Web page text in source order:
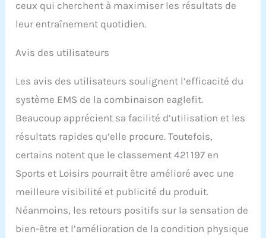
ceux qui cherchent à maximiser les résultats de
leur entraînement quotidien.
Avis des utilisateurs
Les avis des utilisateurs soulignent l’efficacité du
système EMS de la combinaison eaglefit.
Beaucoup apprécient sa facilité d’utilisation et les
résultats rapides qu’elle procure. Toutefois,
certains notent que le classement 421 197 en
Sports et Loisirs pourrait être amélioré avec une
meilleure visibilité et publicité du produit.
Néanmoins, les retours positifs sur la sensation de
bien-être et l’amélioration de la condition physique